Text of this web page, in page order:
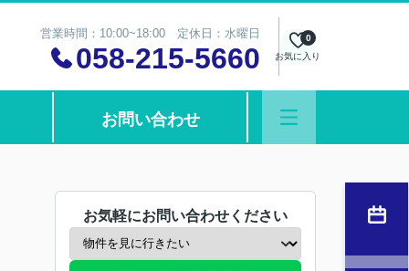
営業時間：10:00~18:00 定休日：水曜日
058-215-5660 お気に入り
0
お問い合わせ
お気軽にお問い合わせください